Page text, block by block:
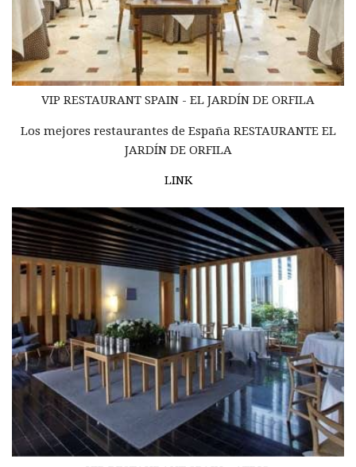
VIP RESTAURANT SPAIN - EL JARDÍN DE ORFILA
Los mejores restaurantes de España RESTAURANTE EL
JARDÍN DE ORFILA
LINK